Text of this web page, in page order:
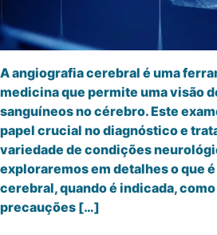
A angiografia cerebral é uma
medicina que permite uma visão
sanguíneos no cérebro. Este
papel crucial no diagnóstico e
variedade de condições
exploraremos em detalhes o que
cerebral, quando é indicada,
precauções […]